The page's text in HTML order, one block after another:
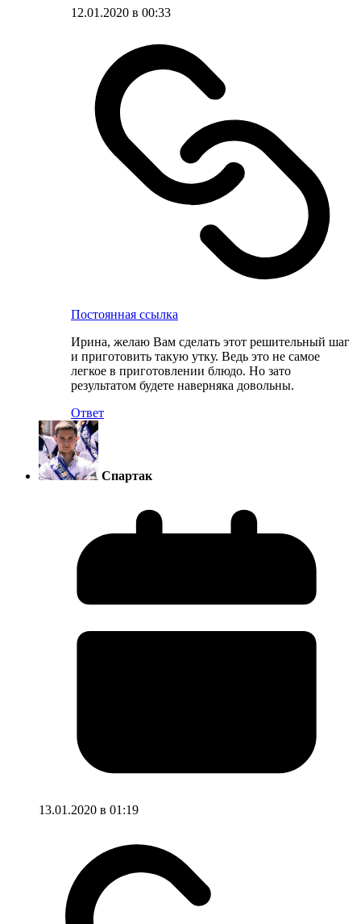
12.01.2020 в 00:33
Постоянная ссылка
Ирина, желаю Вам сделать этот решительный шаг
и приготовить такую утку. Ведь это не самое
легкое в приготовлении блюдо. Но зато
результатом будете наверняка довольны.
Ответ
Спартак
13.01.2020 в 01:19